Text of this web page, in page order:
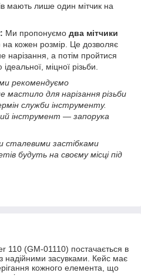
мають лише один мітчик на
Ми пропонуємо два мітчики
на кожен розмір. Це дозволяє
нарізання, а потім пройтися
міцної різьби.
рекомендуємо
мастило для нарізання різьби
служби інструменту.
інструмент — запорука
сталевими застібками
будуть на своєму місці під
110 (GM-01110) постачається в
надійними засувками. Кейс має
кожного елемента, що